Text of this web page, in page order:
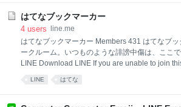
はてなブックマーカー
4 users
line.me
はてなブックマーカー Members 431 はてなブッ
ークルーム。いつものような誹謗中傷は、ここ
LINE Download LINE If you are unable to join
LINE はてな